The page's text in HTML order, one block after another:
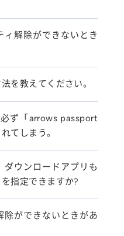
ィ解除ができないとき
を教えてください。
ず「arrows passport
てしまう。
ダウンロードアプリも
指定できますか?
除ができないときがあ